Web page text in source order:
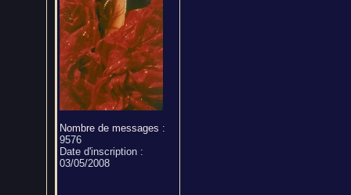
Nombre de messages :
9576
Date d'inscription :
03/05/2008